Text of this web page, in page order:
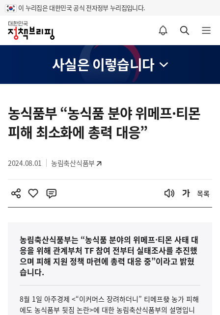
이 누리집은 대한민국 공식 전자정부 누리집입니다.
홈
알림설정 바로가기 검색 바로가기 메뉴 열기
사실은 이렇습니다
텐
츠
영
농식품부 “농식품 분야 위메프·티몬
피해 최소화에 총력 대응”
2024.08.01 농림축산식품부
목록
농림축산식품부는 “농식품 분야의 위메프·티몬 사태 대
응을 위해 관계부처 TF 참여 전부터 실태조사를 추진했
으며 피해 지원 정책 마련에 총력 대응 중”이라고 밝혔
습니다.
8월 1일 아주경제 <“이커머스 장려하더니” 티메프發 농가 피해
에도 농식품부 뒷짐 논란>에 대한 농림축산식품부의 설명입니